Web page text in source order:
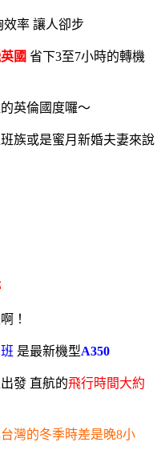
效率 讓人卻步
國 省下3至7小時的轉機
英倫國度囉～
族或是蜜月新婚夫妻來說
！
是最新機型A350
發 直航的飛行時間大約
台灣的冬季時差是晚8小